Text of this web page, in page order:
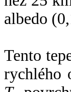
albedo
Tento
rychlého